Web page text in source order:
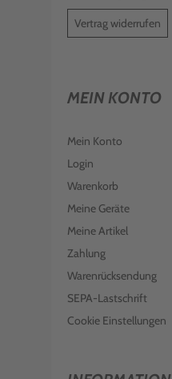
Vertrag widerrufen
MEIN KONTO
Mein Konto
Login
Warenkorb
Meine Geräte
Meine Artikel
Zahlung
Warenrücksendung
SEPA-Lastschrift
Cookie Einstellungen